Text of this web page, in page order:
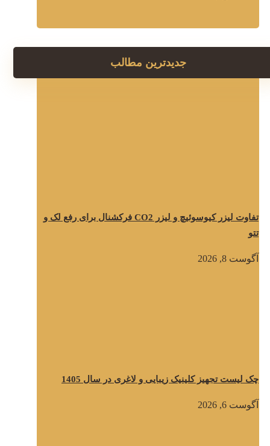
جدیدترین مطالب
تفاوت لیزر کیوسوئیچ و لیزر CO2 فرکشنال برای رفع لک و
تتو
آگوست 8, 2026
چک لیست تجهیز کلینیک زیبایی و لاغری در سال 1405
آگوست 6, 2026